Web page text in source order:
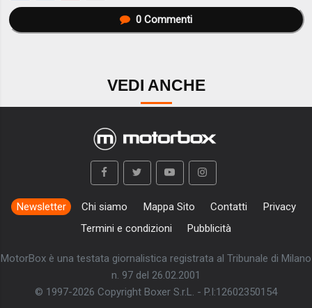
0Commenti
VEDI ANCHE
Newsletter Chi siamo Mappa Sito Contatti
Privacy
Termini e condizioni
Pubblicità
MotorBox è una testata giornalistica registrata al Tribunale di Milano
n. 97 del 26.02.2001
© 1997-2026 Copyright Boxer S.r.L. - P.I:12602350154